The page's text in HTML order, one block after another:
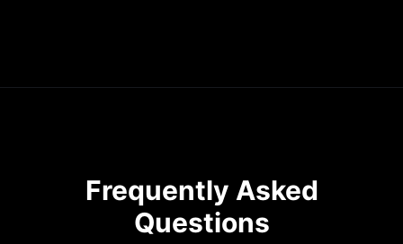
Frequently Asked
Questions